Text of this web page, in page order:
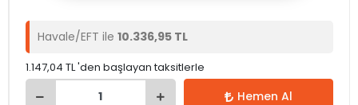
Havale/EFT ile 10.336,95 TL
1.147,04 TL 'den başlayan taksitlerle
Hemen Al